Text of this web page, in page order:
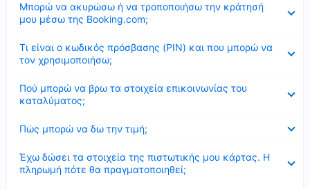
Μπορώ να ακυρώσω ή να τροποποιήσω την κράτησή
μου μέσω της Booking.com;
Τι είναι ο κωδικός πρόσβασης (PIN) και που μπορώ να
τον χρησιμοποιήσω;
Πού μπορώ να βρω τα στοιχεία επικοινωνίας του
καταλύματος;
Πώς μπορώ να δω την τιμή;
Έχω δώσει τα στοιχεία της πιστωτικής μου κάρτας. Η
πληρωμή πότε θα πραγματοποιηθεί;